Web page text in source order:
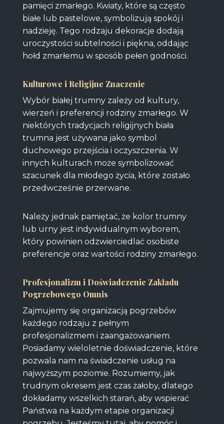
pamięci zmarłego. Kwiaty, które są często
białe lub pastelowe, symbolizują spokój i
nadzieję. Tego rodzaju dekoracje dodają
uroczystości subtelności i piękna, oddając
hołd zmarłemu w sposób pełen godności.
Kulturowe i Religijne Znaczenie
Wybór białej trumny zależy od kultury,
wierzeń i preferencji rodziny zmarłego. W
niektórych tradycjach religijnych biała
trumna jest używana jako symbol
duchowego przejścia i oczyszczenia. W
innych kulturach może symbolizować
szacunek dla młodego życia, które zostało
przedwcześnie przerwane.
Należy jednak pamiętać, że kolor trumny
lub urny jest indywidualnym wyborem,
który powinien odzwierciedlać osobiste
preferencje oraz wartości rodziny zmarłego.
Profesjonalizm i Doświadczenie Zakładu
Pogrzebowego Omnis
Zajmujemy się organizacją pogrzebów
każdego rodzaju z pełnym
profesjonalizmem i zaangażowaniem.
Posiadamy wieloletnie doświadczenie, które
pozwala nam na świadczenie usług na
najwyższym poziomie. Rozumiemy, jak
trudnym okresem jest czas żałoby, dlatego
dokładamy wszelkich starań, aby wspierać
Państwa na każdym etapie organizacji